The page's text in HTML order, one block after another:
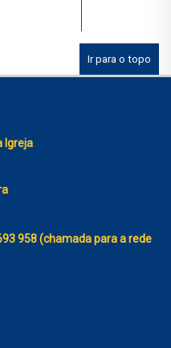
Ir para o topo
Igreja
958 (chamada para a rede